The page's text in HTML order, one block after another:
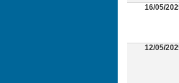
16/05/
12/05/